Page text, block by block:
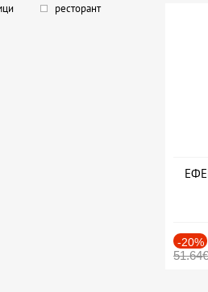
ресторант
-20%
51.64€